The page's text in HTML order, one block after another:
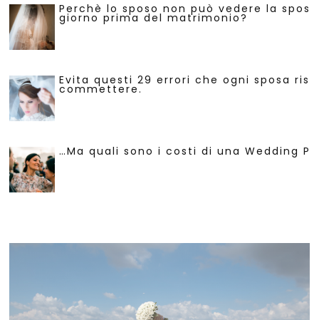
Perchè lo sposo non può vedere la
giorno prima del matrimonio?
Evita questi 29 errori che ogni sposa
commettere.
…Ma quali sono i costi di una Wedding